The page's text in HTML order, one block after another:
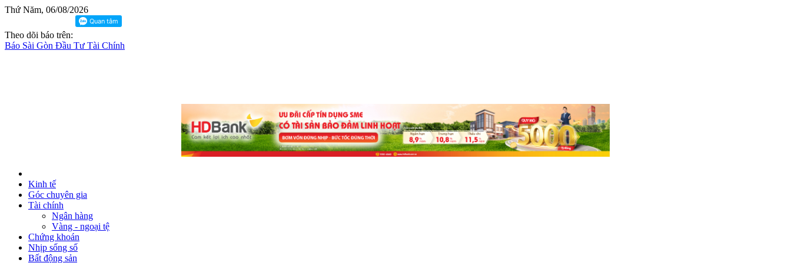
Thứ Năm, 06/08/2026
Theo dõi báo trên:
Báo Sài Gòn Đầu Tư Tài Chính
Kinh tế
Góc chuyên gia
Tài chính
Ngân hàng
Vàng - ngoại tệ
Chứng khoán
Nhịp sống số
Bất động sản